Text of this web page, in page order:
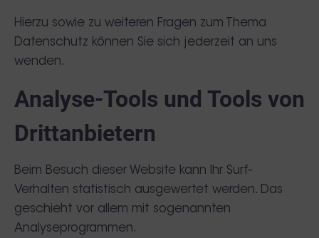
Hierzu sowie zu weiteren Fragen zum Thema
Datenschutz können Sie sich jederzeit an uns
wenden.
Analyse-Tools und Tools von
Dritt­anbietern
Beim Besuch dieser Website kann Ihr Surf-
Verhalten statistisch ausgewertet werden. Das
geschieht vor allem mit sogenannten
Analyseprogrammen.